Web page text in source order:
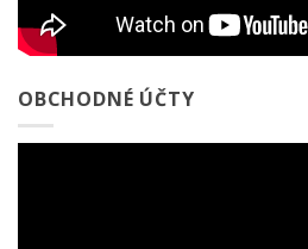
OBCHODNÉ ÚČTY